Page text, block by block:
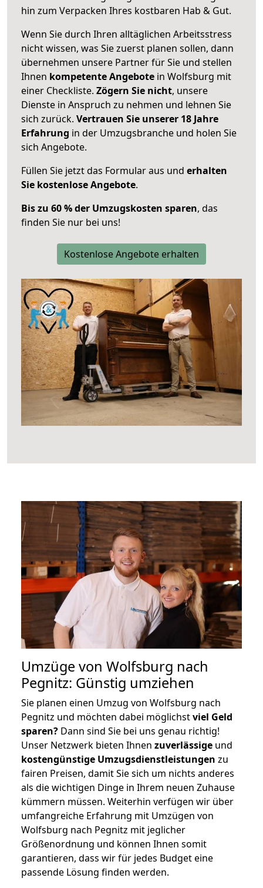
hin zum Verpacken Ihres kostbaren Hab & Gut.
Wenn Sie durch Ihren alltäglichen Arbeitsstress
nicht wissen, was Sie zuerst planen sollen, dann
übernehmen unsere Partner für Sie und stellen
Ihnen kompetente Angebote in Wolfsburg mit
einer Checkliste. Zögern Sie nicht, unsere
Dienste in Anspruch zu nehmen und lehnen Sie
sich zurück. Vertrauen Sie unserer 18 Jahre
Erfahrung in der Umzugsbranche und holen Sie
sich Angebote.
Füllen Sie jetzt das Formular aus und erhalten
Sie kostenlose Angebote.
Bis zu 60 % der Umzugskosten sparen, das
finden Sie nur bei uns!
Kostenlose Angebote erhalten
Umzüge von Wolfsburg nach
Pegnitz: Günstig umziehen
Sie planen einen Umzug von Wolfsburg nach
Pegnitz und möchten dabei möglichstviel Geld
sparen? Dann sind Sie bei uns genau richtig!
Unser Netzwerk bieten Ihnen zuverlässige und
kostengünstige Umzugsdienstleistungen zu
fairen Preisen, damit Sie sich um nichts anderes
als die wichtigen Dinge in Ihrem neuen Zuhause
kümmern müssen. Weiterhin verfügen wir über
umfangreiche Erfahrung mit Umzügen von
Wolfsburg nach Pegnitz mit jeglicher
Größenordnung und können Ihnen somit
garantieren, dass wir für jedes Budget eine
passende Lösung finden werden.